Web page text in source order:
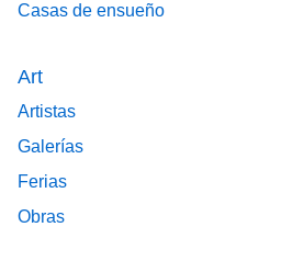
Casas de ensueño
Art
Artistas
Galerías
Ferias
Obras